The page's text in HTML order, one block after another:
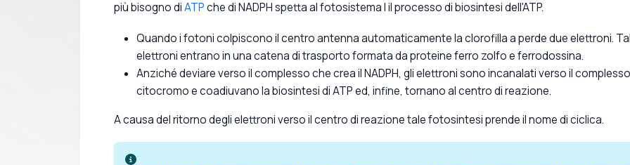
più bisogno diATPche di NADPH spetta al fotosistema I il processo di biosintesi dell'ATP.
Quando i fotoni colpiscono il centro antenna automaticamente la clorofilla a perde due elettroni.
elettroni entrano in una catena di trasporto formata da proteine ferro zolfo e ferrodossina.
Anziché deviare verso il complesso che crea il NADPH, gli elettroni sono incanalati verso il
citocromo e coadiuvano la biosintesi di ATP ed, infine, tornano al centro di reazione.
A causa del ritorno degli elettroni verso il centro di reazione tale fotosintesi prende il nome di ciclica.